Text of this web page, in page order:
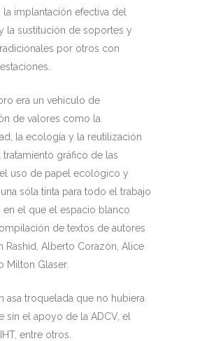
la implantación efectiva del
la sustitución de soportes y
por otros con
era un vehiculo de
de valores como la
la ecología y la reutilización
tratamiento gráfico de las
uso de papel ecológico y
sóla tinta para todo el trabajo
en el que el espacio blanco
de textos de autores
Rashid, Alberto Corazón, Alice
Milton Glaser.
asa troquelada que no hubiera
sin el apoyo de la ADCV, el
entre otros.